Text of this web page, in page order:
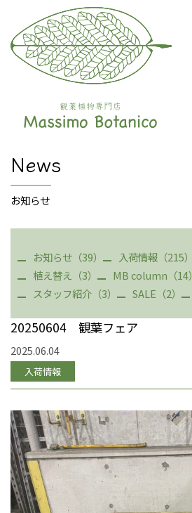
News
お知らせ
お知らせ（39） 入荷情報（215）
植え替え（3）
MB column（14）
スタッフ紹介（3）
SALE（2）
20250604 観葉フェア
2025.06.04
入荷情報